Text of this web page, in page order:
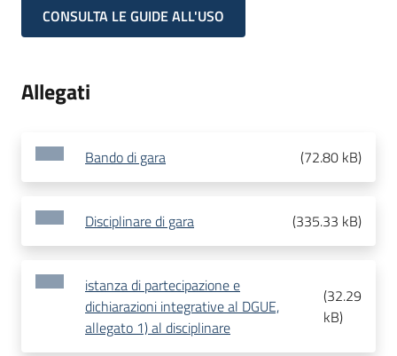
CONSULTA LE GUIDE ALL'USO
Allegati
Bando di gara (72.80 kB)
Disciplinare di gara (335.33 kB)
istanza di partecipazione e
dichiarazioni integrative al DGUE,
allegato 1) al disciplinare
(32.29
kB)